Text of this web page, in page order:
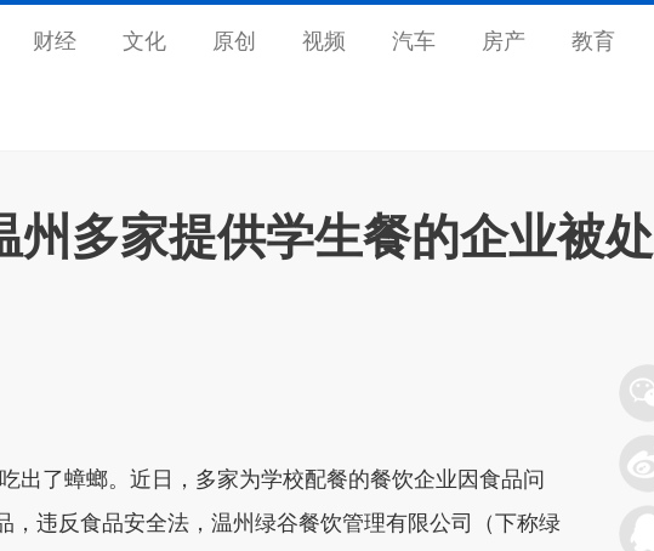
财经 文化 原创 视频 汽车 房产 教育
州多家提供学生餐的企业被处
了蟑螂。近日，多家为学校配餐的餐饮企业因食品问
，违反食品安全法，温州绿谷餐饮管理有限公司（下称绿